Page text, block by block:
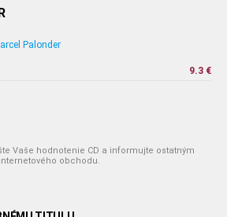
Palonder
9.3 €
Vaše hodnotenie CD a informujte ostatným
obchodu.